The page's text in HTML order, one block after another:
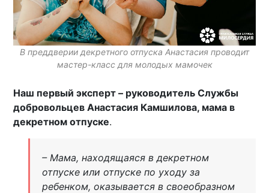
В преддверии декретного отпуска Анастасия проводит
мастер-класс для молодых мамочек
Наш первый эксперт – руководитель Службы
добровольцев Анастасия Камшилова, мама в
декретном отпуске.
– Мама, находящаяся в декретном
отпуске или отпуске по уходу за
ребенком, оказывается в своеобразном